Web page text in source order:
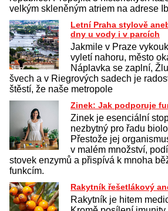
velkým skleněným atriem na adrese
Letní Praha stylově
dny u vody i v parcích
Jakmile v Praze
vyletí nahoru, město
Náplavka se zaplní,
švech a v Riegrových sadech je
štěstí, že naše metropole
Zinek: Jak podporuje
Zinek je esenciální
nezbytný pro řadu
Přestože jej
v malém množství,
stovek enzymů a přispívá k mnoha
funkcím.
Rakytník řešetlákový
Rakytník je hitem